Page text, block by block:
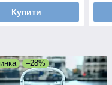
Купити
–28%